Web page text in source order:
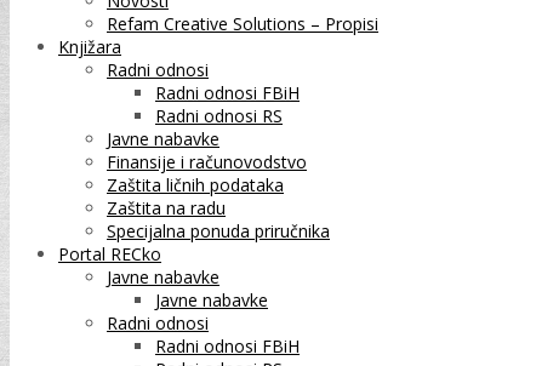
Refam Creative Solutions – Propisi
Knjižara
Radni odnosi
Radni odnosi FBiH
Radni odnosi RS
Javne nabavke
Finansije i računovodstvo
Zaštita ličnih podataka
Zaštita na radu
Specijalna ponuda priručnika
Portal RECko
Javne nabavke
Javne nabavke
Radni odnosi
Radni odnosi FBiH